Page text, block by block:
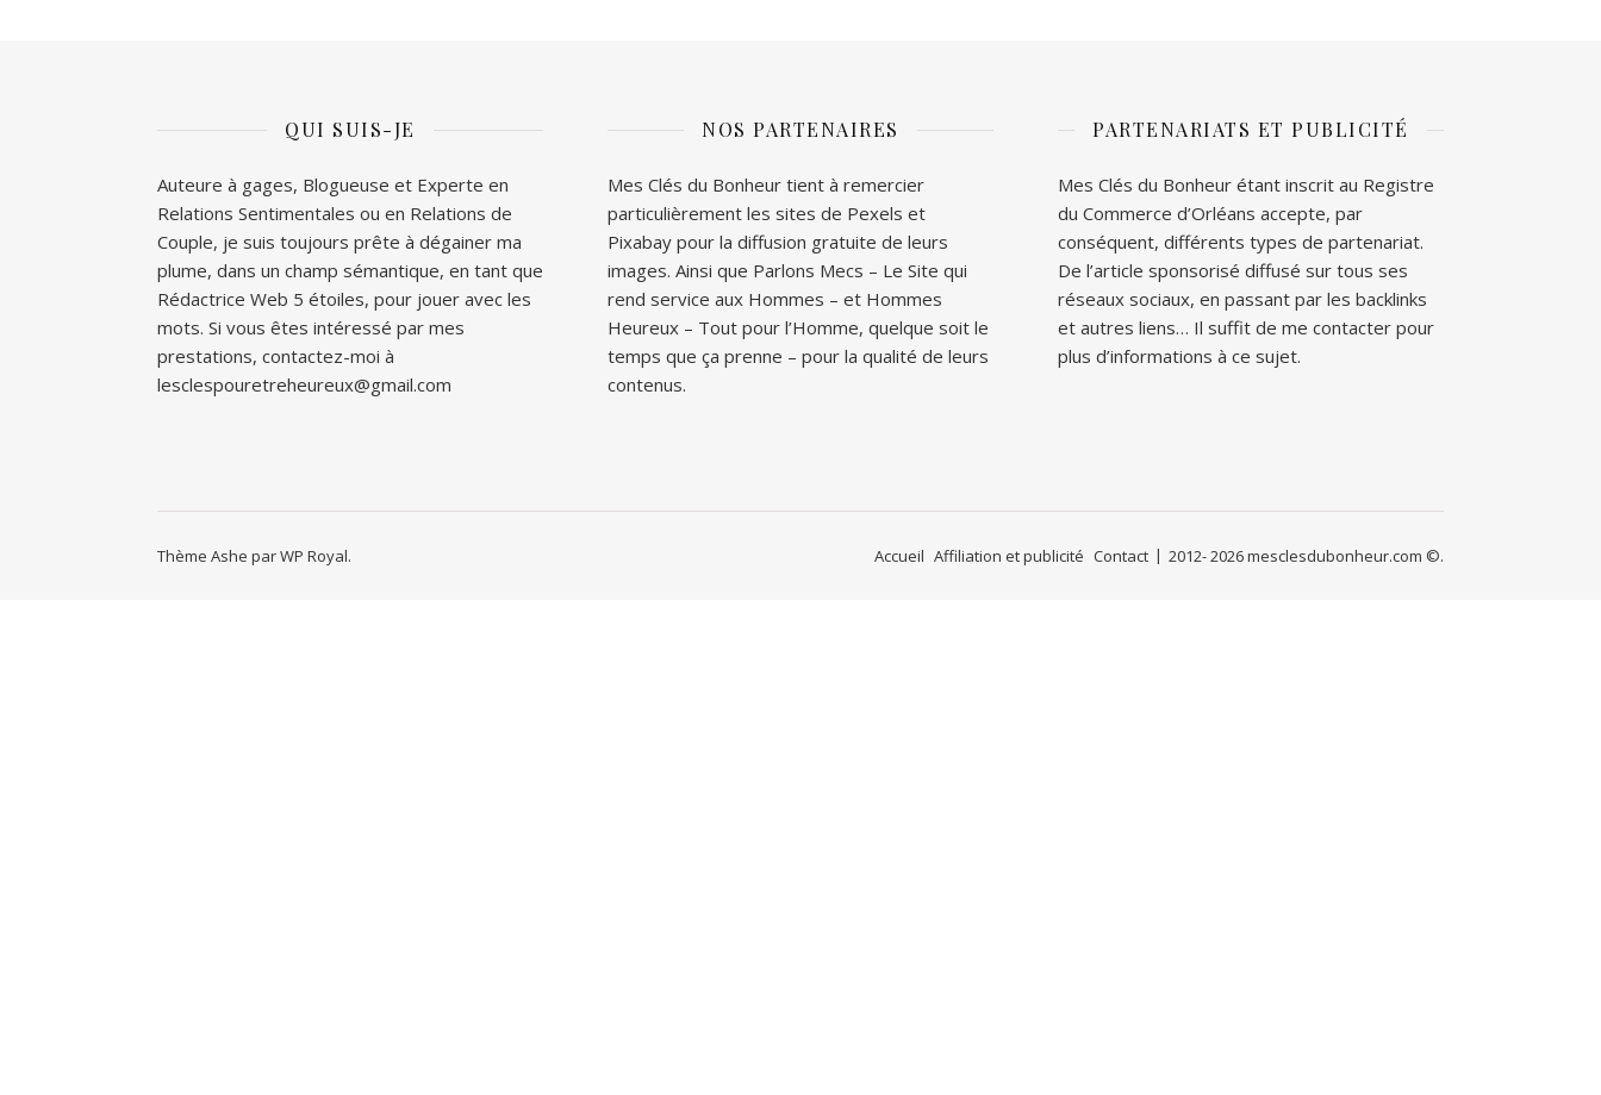
QUI SUIS-JE
Auteure à gages, Blogueuse et Experte en
Relations Sentimentales ou en Relations de
Couple, je suis toujours prête à dégainer ma
plume, dans un champ sémantique, en tant que
Rédactrice Web 5 étoiles, pour jouer avec les
mots. Si vous êtes intéressé par mes
prestations, contactez-moi à
lesclespouretreheureux@gmail.com
NOS PARTENAIRES
Mes Clés du Bonheur tient à remercier
particulièrement les sites de Pexels et
Pixabay pour la diffusion gratuite de leurs
images. Ainsi que Parlons Mecs – Le Site qui
rend service aux Hommes – et Hommes
Heureux – Tout pour l’Homme, quelque soit le
temps que ça prenne – pour la qualité de leurs
contenus.
PARTENARIATS ET PUBLICITÉ
Mes Clés du Bonheur étant inscrit au Registre
du Commerce d’Orléans accepte, par
conséquent, différents types de partenariat.
De l’article sponsorisé diffusé sur tous ses
réseaux sociaux, en passant par les backlinks
et autres liens… Il suffit de me contacter pour
plus d’informations à ce sujet.
2012- 2026 mesclesdubonheur.com ©.
Accueil Affiliation et publicité Contact
Thème Ashe parWP Royal.